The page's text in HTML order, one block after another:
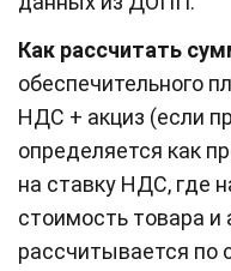
Как рассчитать
обеспечительного
НДС + акциз (если
определяется как
на ставку НДС, где
стоимость товара и
рассчитывается по